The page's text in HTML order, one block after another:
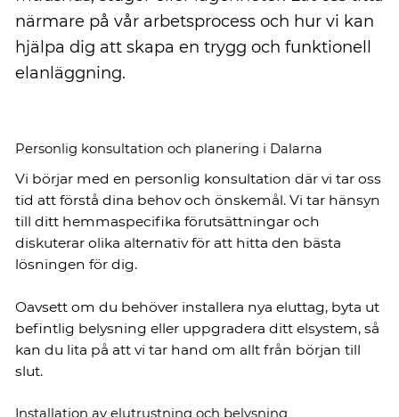
närmare på vår arbetsprocess och hur vi kan
hjälpa dig att skapa en trygg och funktionell
elanläggning.
Personlig konsultation och planering i Dalarna
Vi börjar med en personlig konsultation där vi tar oss
tid att förstå dina behov och önskemål. Vi tar hänsyn
till ditt hemmaspecifika förutsättningar och
diskuterar olika alternativ för att hitta den bästa
lösningen för dig.
Oavsett om du behöver installera nya eluttag, byta ut
befintlig belysning eller uppgradera ditt elsystem, så
kan du lita på att vi tar hand om allt från början till
slut.
Installation av elutrustning och belysning